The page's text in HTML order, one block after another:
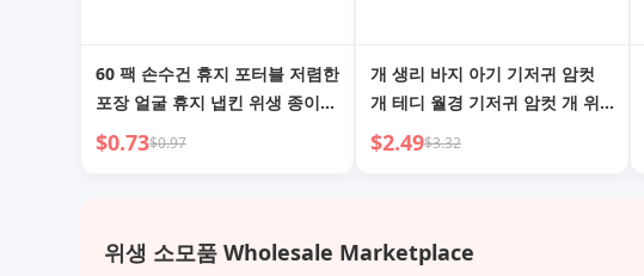
60 팩 손수건 휴지 포터블 저렴한
포장 얼굴 휴지 냅킨 위생 종이
추출 가정용 전체 상자 화장지
$0.73$0.97
개 생리 바지 아기 기저귀 암컷
개 테디 월경 기저귀 암컷 개 위
생 팬티 애완동물 위생 패드 풀업
$2.49$3.32
위생 소모품 Wholesale Marketplace